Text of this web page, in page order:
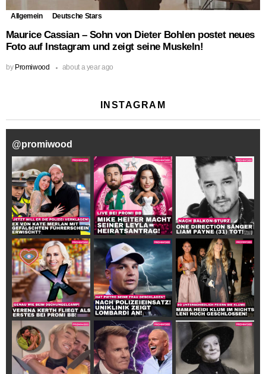
Allgemein Deutsche Stars
Maurice Cassian – Sohn von Dieter Bohlen postet neues
Foto auf Instagram und zeigt seine Muskeln!
by Promiwood about a year ago
INSTAGRAM
@promiwood